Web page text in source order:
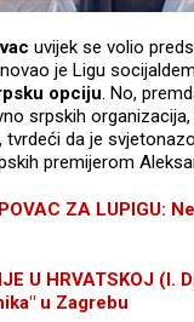
uvijek se volio
je Ligu
opciju. No,
srpskih
da je
premijerom
ZA LUPIGU:
U HRVATSKOJ
u Zagrebu